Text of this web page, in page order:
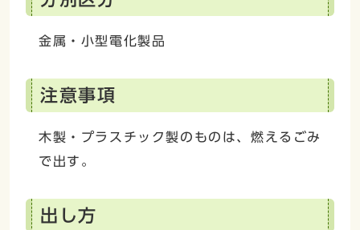
金属・小型電化製品
注意事項
木製・プラスチック製のものは、燃えるごみ
で出す。
出し方